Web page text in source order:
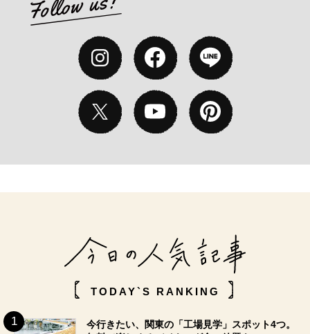
TODAY`S RANKING
今行きたい、関東の「工場見学」スポット4つ。